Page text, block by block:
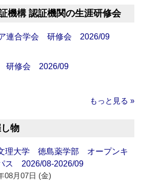
機構 認証機関の生涯研修会
ア連合学会 研修会 2026/09
研修会 2026/09
もっと見る »
物
理大学 徳島薬学部 オープンキ
ス 2026/08-2026/09
08月07日 (金)